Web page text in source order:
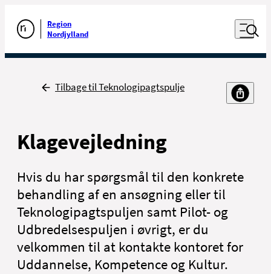
Gå til forsiden
Region
Nordjylland
Åben
Udfør søgning
Tilbage
Tilbage til Teknologipagtspulje
Klagevejledning
Hvis du har spørgsmål til den konkrete
behandling af en ansøgning eller til
Teknologipagtspuljen samt Pilot- og
Udbredelsespuljen i øvrigt, er du
velkommen til at kontakte kontoret for
Uddannelse, Kompetence og Kultur.